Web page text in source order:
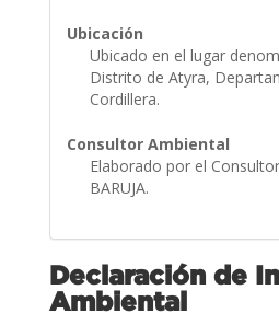
Ubicación
Ubicado en el lugar
Distrito de Atyra,
Cordillera.
Consultor Ambiental
Elaborado por el
BARUJA.
Declaración de
Ambiental